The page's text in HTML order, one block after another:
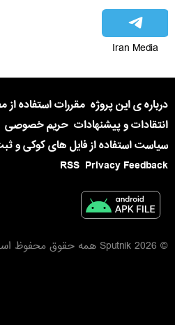
Iran Media
درباره ی این پروژه مقررات استفاده از
انتقادات و پیشنهادات حریم خصوصی
سیاست استفاده از فایل های کوکی و
Privacy Feedback
RSS
© 2026 Sputnik همه حقوق محفوظ است 18+